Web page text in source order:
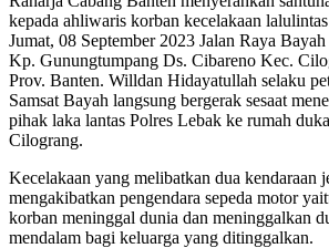
kepada ahliwaris korban kecelakaan
Jumat, 08 September 2023 Jalan Raya
Kp. Gunungtumpang Ds. Cibareno Kec.
Prov. Banten. Willdan Hidayatullah selaku
Samsat Bayah langsung bergerak sesaat
pihak laka lantas Polres Lebak ke rumah
Cilograng.
Kecelakaan yang melibatkan dua kendaraan
mengakibatkan pengendara sepeda motor
korban meninggal dunia dan meninggalkan
mendalam bagi keluarga yang ditinggalkan.